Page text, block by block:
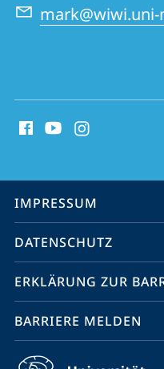
Media
Service-
Navigation
IMPRESSUM
DATENSCHUTZ
ERKLÄRUNG ZUR
BARRIERE MELDEN